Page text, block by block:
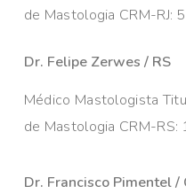
de Mastologia CRM-RJ:
Dr. Felipe Zerwes / RS
Médico Mastologista
de Mastologia CRM-
Dr. Francisco Pimentel /